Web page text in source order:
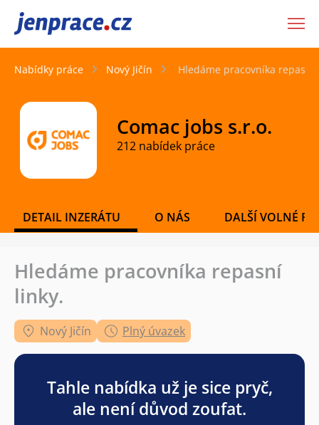
JenPráce.cz
Nabídky práce Nový Jičín Hledáme pracovníka repasní
Comac jobs s.r.o.
212 nabídek práce
DETAIL INZERÁTU O NÁS DALŠÍ VOLNÉ
Hledáme pracovníka repasní
linky.
Nový Jičín Plný úvazek
Tahle nabídka už je sice pryč,
ale není důvod zoufat.